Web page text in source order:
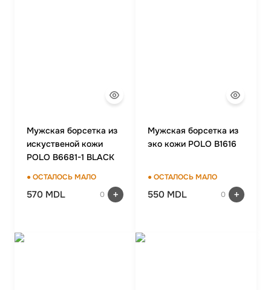
Мужская борсетка из
искуственой кожи
POLO B6681-1 BLACK
● ОСТАЛОСЬ МАЛО
570 MDL 0
Мужская борсетка из
эко кожи POLO B1616
● ОСТАЛОСЬ МАЛО
550 MDL 0